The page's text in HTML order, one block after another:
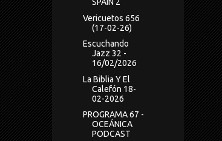
SPAIN 2
Vericuetos 656
(17-02-26)
Escuchando
Jazz 32 -
16/02/2026
La Biblia Y El
Calefón 18-
02-2026
PROGRAMA 67 -
OCEÁNICA
PODCAST